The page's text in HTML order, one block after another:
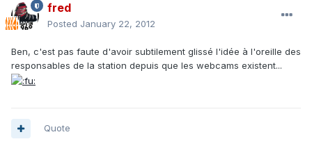
fred
Posted January 22, 2012
Ben, c'est pas faute d'avoir subtilement glissé l'idée à l'oreille des
responsables de la station depuis que les webcams existent...
Quote